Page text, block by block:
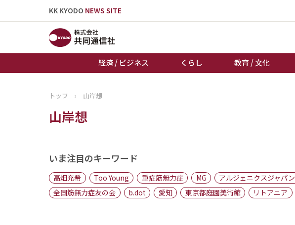
KK KYODO NEWS SITE
経済 / ビジネス くらし 教育 / 文化
トップページ
地域
キーパーソン
トップ › 山岸想
山岸想
いま注目のキーワード
高畑充希 Too Young 重症筋無力症 MG アルジェニクスジャパン
全国筋無力症友の会
b.dot 愛知 東京都庭園美術館
リトアニア